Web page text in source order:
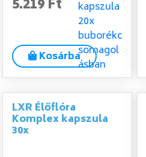
5.219 Ft
Kosárba
LXR Élőflóra
Komplex kapszula
30x